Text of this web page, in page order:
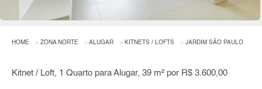
HOME ZONA NORTE ALUGAR KITNETS / LOFTS JARDIM SÃO PAULO
Kitnet / Loft, 1 Quarto para Alugar, 39 m² por R$ 3.600,00